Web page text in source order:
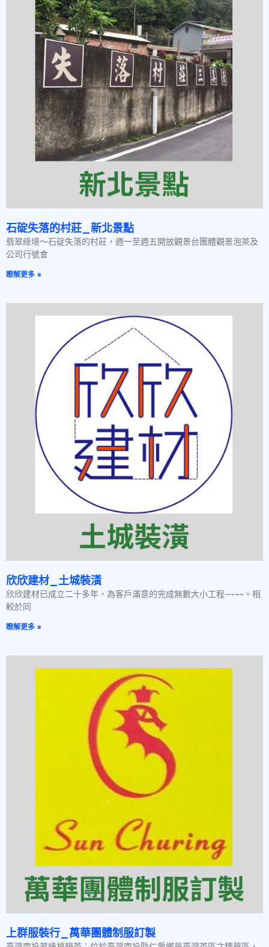
石碇失落的村莊_新北景點
翡翠綠境～石碇失落的村莊，週一至週五開放觀景台團體觀景泡茶及
公司行號會
瞭解更多 »
欣欣建材_土城裝潢
欣欣建材已成立二十多年，為客戶滿意的完成無數大小工程¬¬¬¬。相
較於同
瞭解更多 »
上群服裝行_萬華團體制服訂製